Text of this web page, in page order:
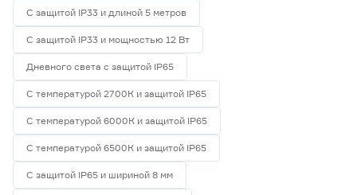
С защитой IP33 и длиной 5 метров
С защитой IP33 и мощностью 12 Вт
Дневного света с защитой IP65
С температурой 2700К и защитой IP65
С температурой 6000К и защитой IP65
С температурой 6500К и защитой IP65
С защитой IP65 и шириной 8 мм